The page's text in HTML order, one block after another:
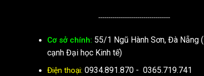
-----------------------------------
Cơ sở chính: 55/1 Ngũ Hành Sơn, Đà Nẵng
cạnh Đại học Kinh tế)
Điện thoại: 0934.891.870 - 0365.719.741